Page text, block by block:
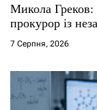
с
і
в
Микола
прокурор із
7 Серпня, 2026